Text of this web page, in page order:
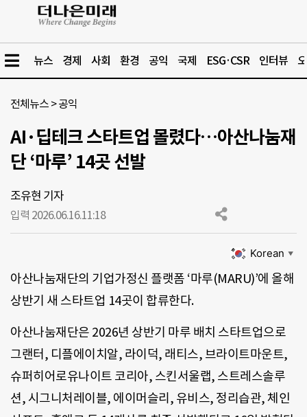
뉴스 경제 사회 환경 공익 국제 ESG·CSR 인터뷰
전체뉴스 >공익
AI·딥테크 스타트업 몰렸다…아산나눔재
단 ‘마루’ 14곳 선발
조유현 기자
입력 2026.06.16.11:18
Korean ▼
아산나눔재단의 기업가정신 플랫폼 ‘마루(MARU)’에 올해
상반기 새 스타트업 14곳이 합류한다.
아산나눔재단은 2026년 상반기 마루 배치 스타트업으로
그랜터, 디플에이치알, 라이덕, 래티스, 브라이트마운트,
슈퍼히어로유나이트 코리아, 스킨서울랩, 스트레스솔루
션, 시그니처레이블, 에이머슬리, 유비스, 정리습관, 체인